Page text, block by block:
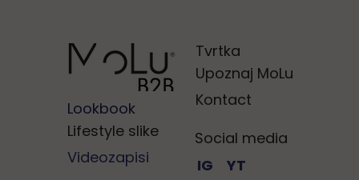
Social media
YT
IG
Lookbook
Lifestyle slike
Videozapisi
Tvrtka
Upoznaj MoLu
Kontact